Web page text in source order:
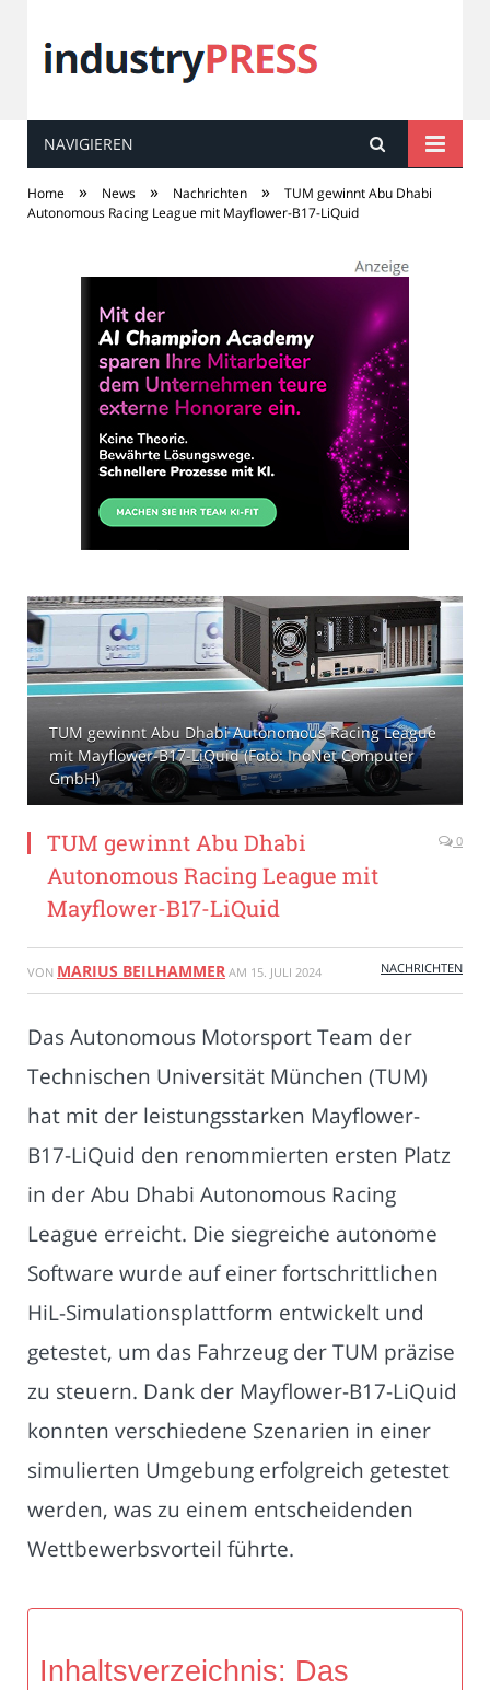
industryPRESS
NAVIGIEREN
Home » News » Nachrichten »
TUM gewinnt Abu Dhabi
Autonomous Racing League mit Mayflower-B17-LiQuid
TUM gewinnt Abu Dhabi Autonomous Racing League
mit Mayflower-B17-LiQuid (Foto: InoNet Computer
GmbH)
TUM gewinnt Abu Dhabi
Autonomous Racing League mit
Mayflower-B17-LiQuid
0
VON MARIUS BEILHAMMER AM 15. JULI 2024 NACHRICHTEN
Das Autonomous Motorsport Team der
Technischen Universität München (TUM)
hat mit der leistungsstarken Mayflower-
B17-LiQuid den renommierten ersten Platz
in der Abu Dhabi Autonomous Racing
League erreicht. Die siegreiche autonome
Software wurde auf einer fortschrittlichen
HiL-Simulationsplattform entwickelt und
getestet, um das Fahrzeug der TUM präzise
zu steuern. Dank der Mayflower-B17-LiQuid
konnten verschiedene Szenarien in einer
simulierten Umgebung erfolgreich getestet
werden, was zu einem entscheidenden
Wettbewerbsvorteil führte.
Inhaltsverzeichnis: Das